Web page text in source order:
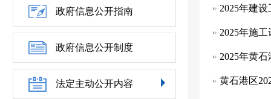
政府信息公开指南
政府信息公开制度
法定主动公开内容
2025年建
2025年施
2025年黄
黄石港区